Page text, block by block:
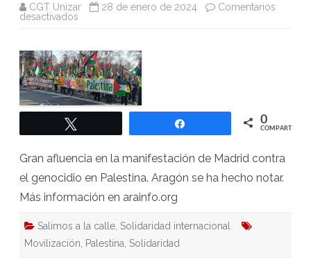
CGT Unizar 28 de enero de 2024
Comentarios
desactivados
notar
en
Madrid
0
COMPARTIR
Gran afluencia en la manifestación de Madrid contra
el genocidio en Palestina. Aragón se ha hecho notar.
Más información en arainfo.org
Salimos a la calle Solidaridad internacional
Movilización
Palestina Solidaridad